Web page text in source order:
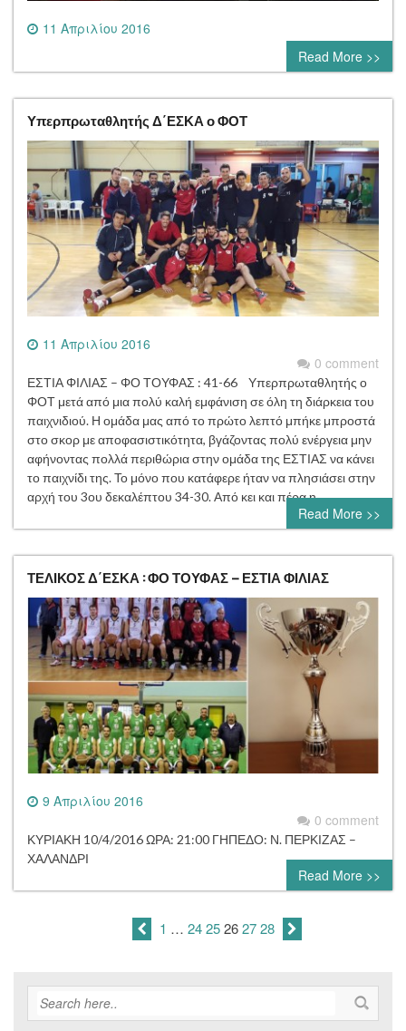
11 Απριλίου 2016
0 comment
Read More >>
Υπερπρωταθλητής Δ΄ΕΣΚΑ ο ΦΟΤ
11 Απριλίου 2016
0 comment
ΕΣΤΙΑ ΦΙΛΙΑΣ – ΦΟ ΤΟΥΦΑΣ : 41-66 Υπερπρωταθλητής ο
ΦΟΤ μετά από μια πολύ καλή εμφάνιση σε όλη τη διάρκεια του
παιχνιδιού. Η ομάδα μας από το πρώτο λεπτό μπήκε μπροστά
στο σκορ με αποφασιστικότητα, βγάζοντας πολύ ενέργεια μην
αφήνοντας πολλά περιθώρια στην ομάδα της ΕΣΤΙΑΣ να κάνει
το παιχνίδι της. Το μόνο που κατάφερε ήταν να πλησιάσει στην
αρχή του 3ου δεκαλέπτου 34-30. Από κει και πέρα η…
Read More >>
ΤΕΛΙΚΟΣ Δ΄ΕΣΚΑ : ΦΟ ΤΟΥΦΑΣ – ΕΣΤΙΑ ΦΙΛΙΑΣ
9 Απριλίου 2016
0 comment
ΚΥΡΙΑΚΗ 10/4/2016 ΩΡΑ: 21:00 ΓΗΠΕΔΟ: Ν. ΠΕΡΚΙΖΑΣ –
ΧΑΛΑΝΔΡΙ
Read More >>
1 … 24 25 26 27 28